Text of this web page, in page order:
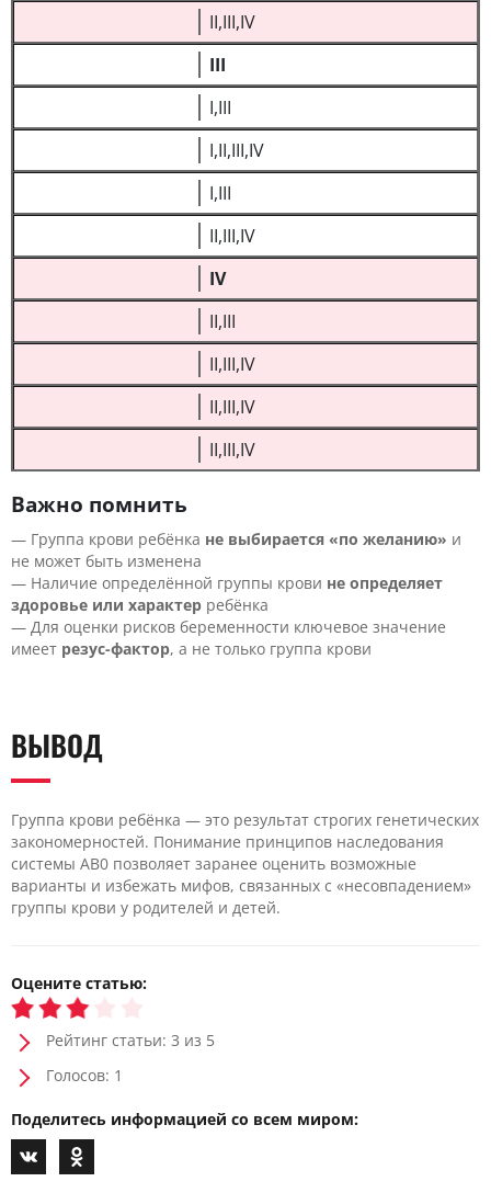
II,III,IV
III
I,III
I,II,III,IV
I,III
II,III,IV
IV
II,III
II,III,IV
II,III,IV
II,III,IV
Важно помнить
— Группа крови ребёнка не выбирается «по желанию» и
не может быть изменена
— Наличие определённой группы крови не определяет
здоровье или характер ребёнка
— Для оценки рисков беременности ключевое значение
имеет резус-фактор, а не только группа крови
ВЫВОД
Группа крови ребёнка — это результат строгих генетических
закономерностей. Понимание принципов наследования
системы AB0 позволяет заранее оценить возможные
варианты и избежать мифов, связанных с «несовпадением»
группы крови у родителей и детей.
Оцените статью:
Рейтинг статьи: 3 из 5
Голосов: 1
Поделитесь информацией со всем миром: